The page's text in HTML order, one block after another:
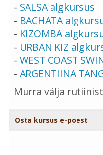
- SALSA algkursus
- BACHATA
- KIZOMBA
- URBAN KIZ
- WEST COAST
- ARGENTIINA
Murra välja
Osta kursus e-poest